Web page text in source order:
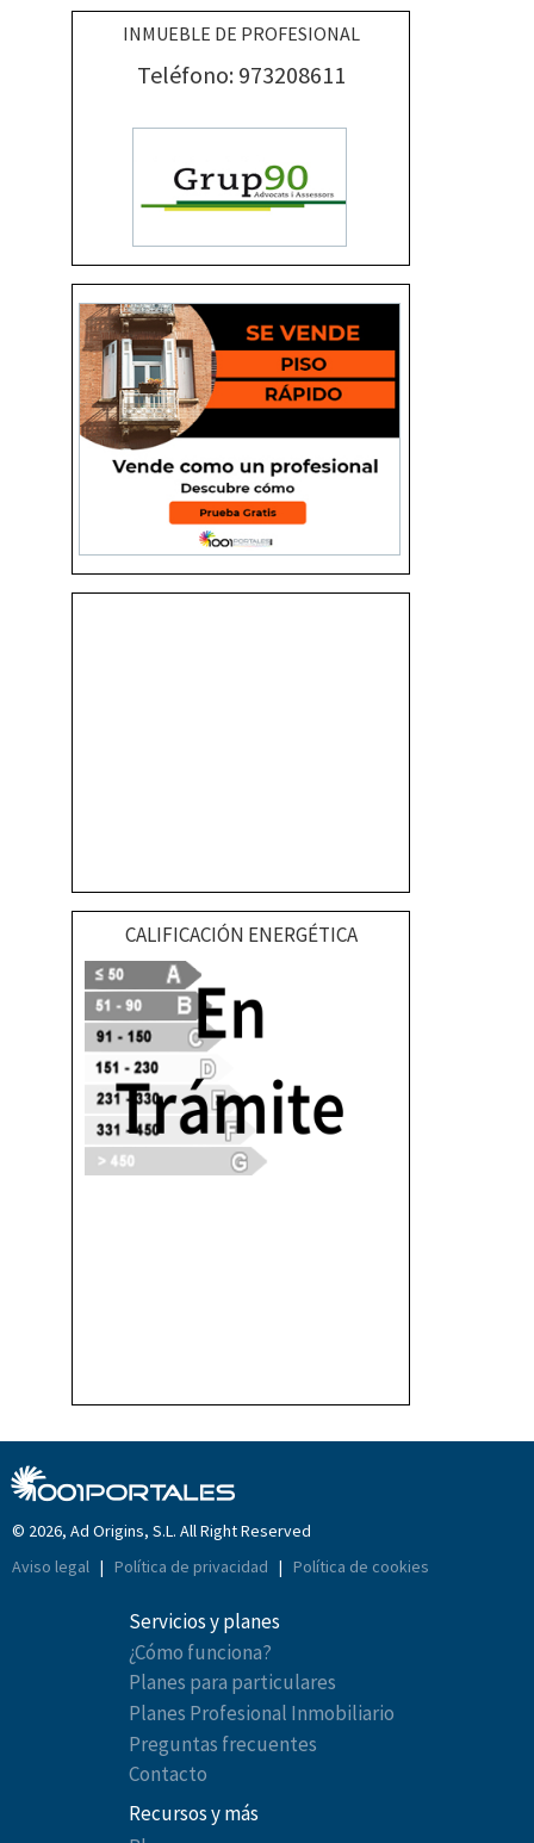
INMUEBLE DE PROFESIONAL
Teléfono: 973208611
CALIFICACIÓN ENERGÉTICA
© 2026, Ad Origins, S.L. All Right Reserved
Aviso legal | Política de privacidad | Política de cookies
Servicios y planes
¿Cómo funciona?
Planes para particulares
Planes Profesional Inmobiliario
Preguntas frecuentes
Contacto
Recursos y más